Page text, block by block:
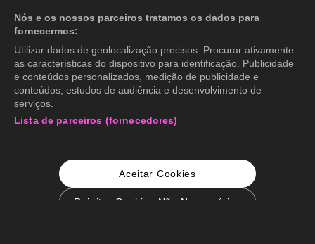
Nós e os nossos parceiros tratamos os dados para
fornecermos:
Utilizar dados de geolocalização precisos. Procurar ativamente
as características do dispositivo para identificação. Publicidade
e conteúdos personalizados, medição de publicidade e
conteúdos, estudos de audiência e desenvolvimento de
serviços.
Lista de parceiros (fornecedores)
Aceitar Cookies
Rejeitar Cookies Não Necessários